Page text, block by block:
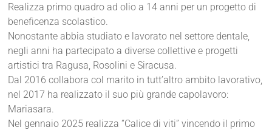
Realizza primo quadro ad olio a 14 anni per un progetto di
beneficenza scolastico.
Nonostante abbia studiato e lavorato nel settore dentale,
negli anni ha partecipato a diverse collettive e progetti
artistici tra Ragusa, Rosolini e Siracusa.
Dal 2016 collabora col marito in tutt’altro ambito lavorativo,
nel 2017 ha realizzato il suo più grande capolavoro:
Mariasara.
Nel gennaio 2025 realizza “Calice di viti” vincendo il primo